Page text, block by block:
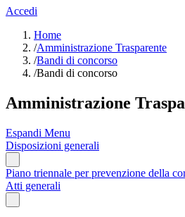
Accedi
Home
/Amministrazione Trasparente
/Bandi di concorso
/Bandi di concorso
Amministrazione
Espandi Menu
Disposizioni generali
Piano triennale per prevenzione della
Atti generali